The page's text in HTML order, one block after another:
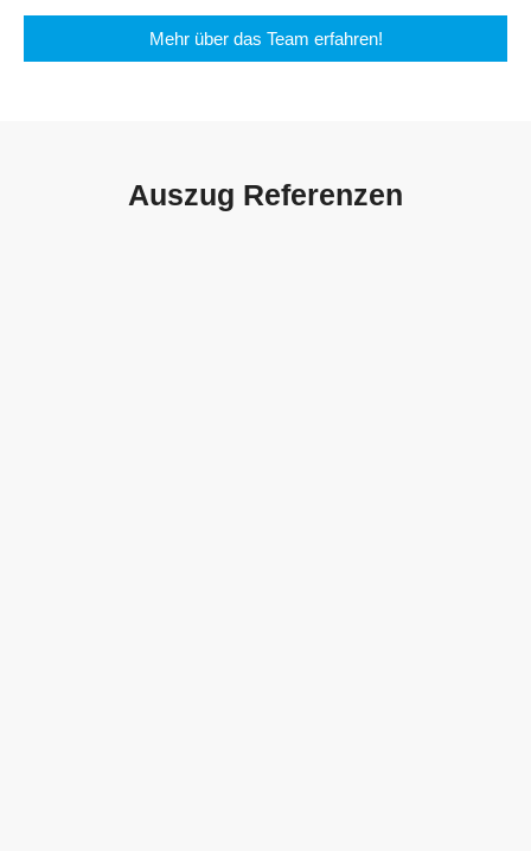
Mehr über das Team erfahren!
Auszug Referenzen